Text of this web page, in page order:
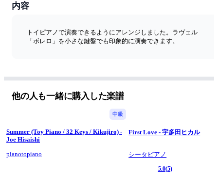
内容
トイピアノで演奏できるようにアレンジしました。ラヴェル
「ボレロ」を小さな鍵盤でも印象的に演奏できます。
他の人も一緒に購入した楽譜
中級
Summer (Toy Piano / 32 Keys / Kikujiro) -
Joe Hisaishi
pianotopiano
First Love - 宇多田ヒカル
シータピアノ
5.0(5)